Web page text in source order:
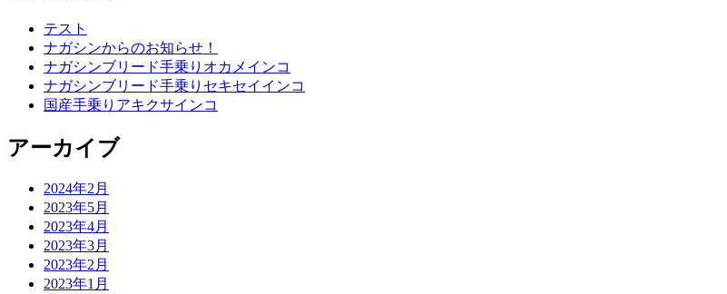
テスト
ナガシンからのお知らせ！
ナガシンブリード手乗りオカメインコ
ナガシンブリード手乗りセキセイインコ
国産手乗りアキクサインコ
アーカイブ
2024年2月
2023年5月
2023年4月
2023年3月
2023年2月
2023年1月